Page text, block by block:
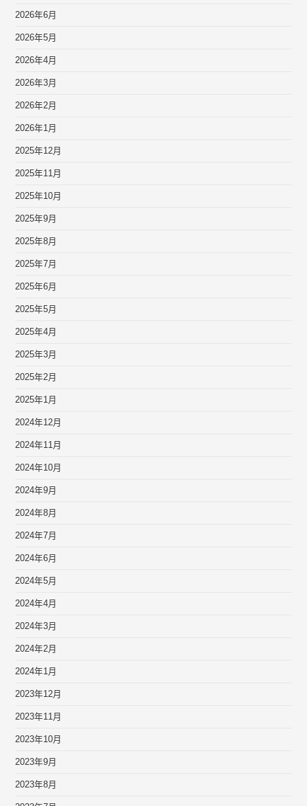
2026年6月
2026年5月
2026年4月
2026年3月
2026年2月
2026年1月
2025年12月
2025年11月
2025年10月
2025年9月
2025年8月
2025年7月
2025年6月
2025年5月
2025年4月
2025年3月
2025年2月
2025年1月
2024年12月
2024年11月
2024年10月
2024年9月
2024年8月
2024年7月
2024年6月
2024年5月
2024年4月
2024年3月
2024年2月
2024年1月
2023年12月
2023年11月
2023年10月
2023年9月
2023年8月